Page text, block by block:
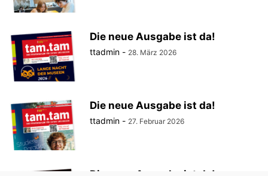
Die neue Ausgabe ist da!
ttadmin - 28. März 2026
Die neue Ausgabe ist da!
ttadmin - 27. Februar 2026